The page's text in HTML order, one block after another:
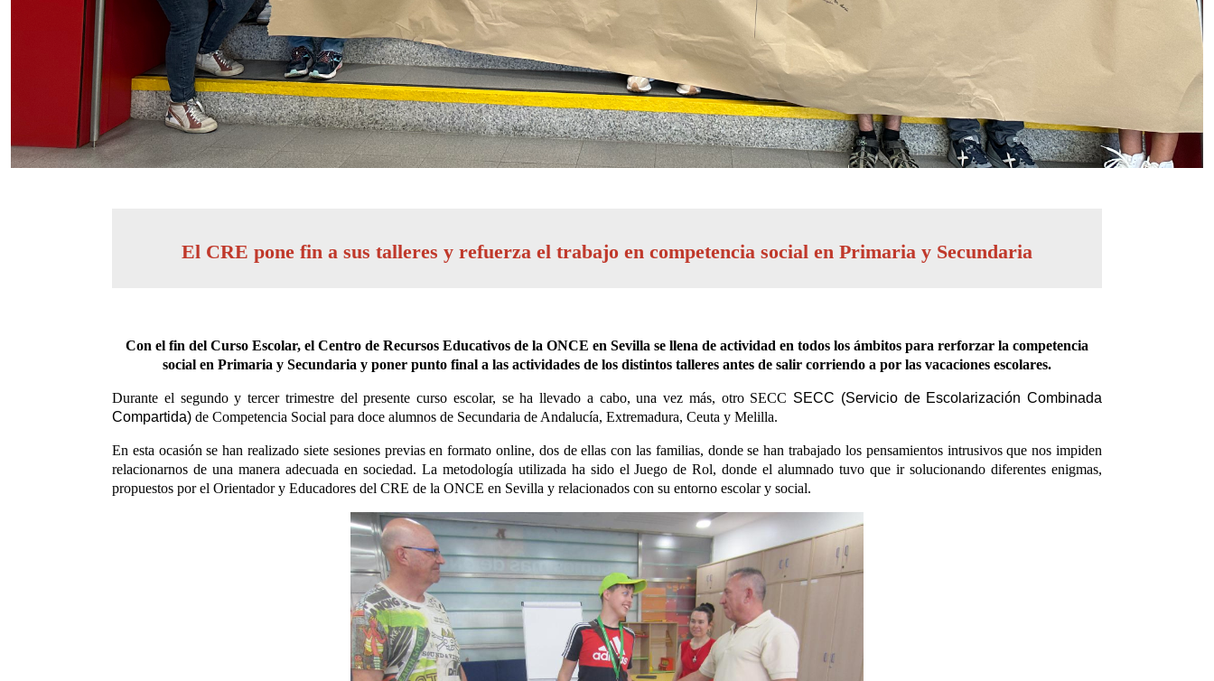
El CRE pone fin a sus talleres y refuerza el trabajo en competencia social en Primaria y Secundaria
Con el fin del Curso Escolar, el Centro de Recursos Educativos de la ONCE en Sevilla se llena de actividad en todos los ámbitos para rerforzar la competencia
social en Primaria y Secundaria y poner punto final a las actividades de los distintos talleres antes de salir corriendo a por las vacaciones escolares.
Durante el segundo y tercer trimestre del presente curso escolar, se ha llevado a cabo, una vez más, otro SECC SECC (Servicio de Escolarización Combinada
Compartida) de Competencia Social para doce alumnos de Secundaria de Andalucía, Extremadura, Ceuta y Melilla.
En esta ocasión se han realizado siete sesiones previas en formato online, dos de ellas con las familias, donde se han trabajado los pensamientos intrusivos que nos impiden
relacionarnos de una manera adecuada en sociedad. La metodología utilizada ha sido el Juego de Rol, donde el alumnado tuvo que ir solucionando diferentes enigmas,
propuestos por el Orientador y Educadores del CRE de la ONCE en Sevilla y relacionados con su entorno escolar y social.